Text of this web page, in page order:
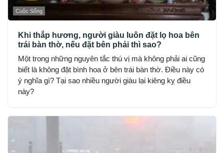
Cuộc Sống
Khi thắp hương, người giàu luôn đặt lọ hoa bên
trái bàn thờ, nếu đặt bên phải thì sao?
Một trong những nguyên tắc thú vị mà không phải ai cũng
biết là không đặt bình hoa ở bên trái bàn thờ. Điều này có
ý nghĩa gì? Tại sao nhiều người giàu lại kiêng kỵ điều
này?